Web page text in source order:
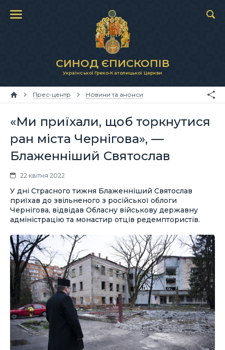
СИНОД ЄПИСКОПІВ
Української Греко-Католицької Церкви
Прес-центр Новини та анонси
«Ми приїхали, щоб торкнутися
ран міста Чернігова», —
Блаженніший Святослав
22 квітня 2022
У дні Страсного тижня Блаженніший Святослав
приїхав до звільненого з російської облоги
Чернігова, відвідав Обласну військову державну
адміністрацію та монастир отців редемптористів.